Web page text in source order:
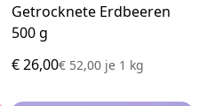
Getrocknete Erdbeeren
500 g
€ 26,00€ 52,00 je 1 kg